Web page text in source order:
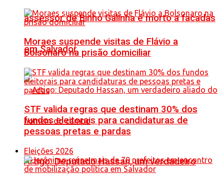
assessor de Binho Galinha é morto a facadas
em Salvador
Artigo: Deputado Hassan, um verdadeiro
Moraes suspende visitas de Flávio a
Bolsonaro na prisão domiciliar
STF valida regras que destinam 30% dos
fundos eleitorais para candidaturas de
pessoas pretas e pardas
Eleições 2026